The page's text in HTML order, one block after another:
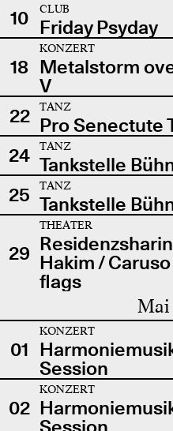
10
CLUB
Friday Psyday
18
KONZERT
Metalstorm
V
22
TANZ
Pro Senectute
24
TANZ
Tankstelle
25
TANZ
Tankstelle
29
THEATER
Hakim /
flags
01
KONZERT
Session
02
KONZERT